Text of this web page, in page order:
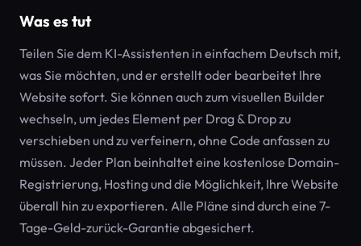
Was es tut
Teilen Sie dem KI-Assistenten in einfachem Deutsch mit,
was Sie möchten, und er erstellt oder bearbeitet Ihre
Website sofort. Sie können auch zum visuellen Builder
wechseln, um jedes Element per Drag & Drop zu
verschieben und zu verfeinern, ohne Code anfassen zu
müssen. Jeder Plan beinhaltet eine kostenlose Domain-
Registrierung, Hosting und die Möglichkeit, Ihre Website
überall hin zu exportieren. Alle Pläne sind durch eine 7-
Tage-Geld-zurück-Garantie abgesichert.